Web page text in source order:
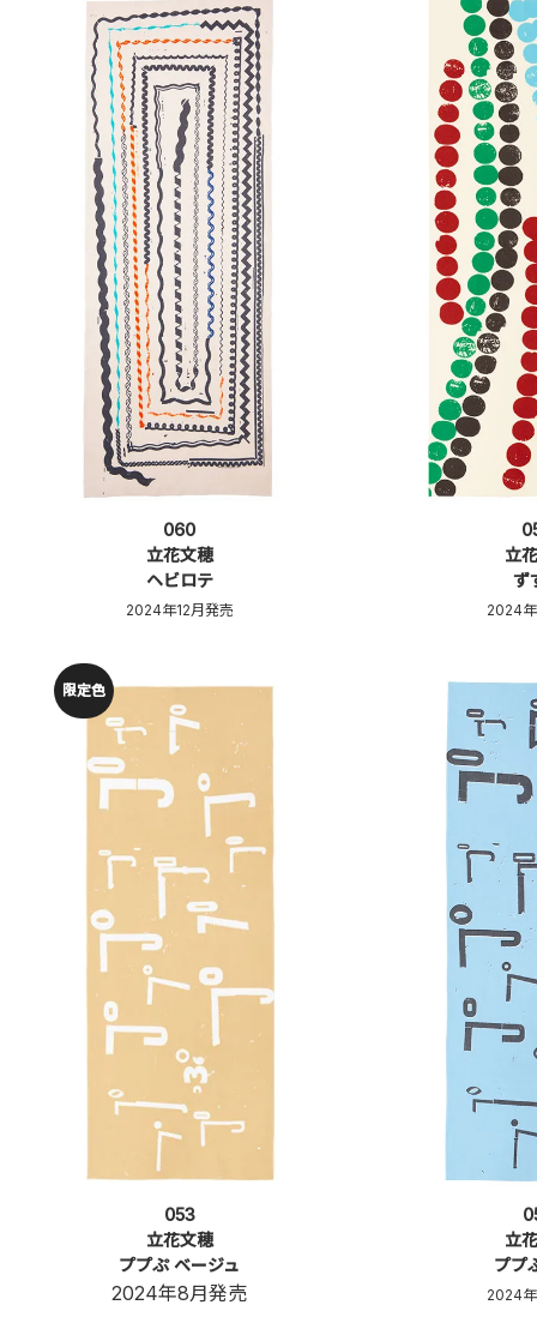
060
立花文穂
ヘビロテ
2024年12月発売
立
ず
2024
053
立花文穂
ププぷ ベージュ
2024年8月発売
立
ププ
2024